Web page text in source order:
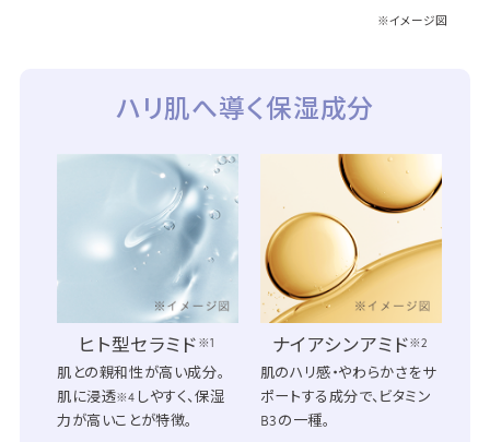
※イメージ図
ハリ肌へ導く保湿成分
ヒト型セラミド ※1
肌との親和性が高い成分。
肌に浸透※4 しやすく、保湿
力が高いことが特徴。
ナイアシンアミド※2
肌のハリ感・やわらかさをサ
ポートする成分で、ビタミン
B3の一種。